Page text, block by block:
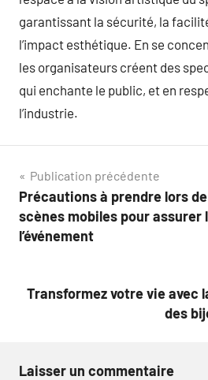
garantissant la sécurité, la
l’impact esthétique. En se
les organisateurs créent des
qui enchante le public, et en
l’industrie.
Navigation
de
l’article
Publication précédente
Précautions à prendre lors
scènes mobiles pour assurer
l’événement
Transformez votre vie avec
des
Laisser un commentaire